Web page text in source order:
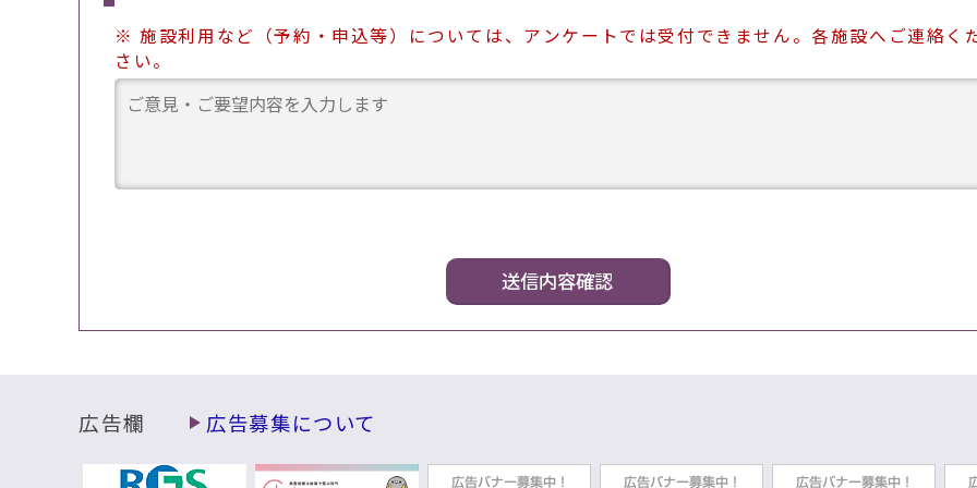
※ 施設利用など（予約・申込等）については、アンケートでは受付できません。各施設へご連絡く
さい。
広告欄 広告募集について